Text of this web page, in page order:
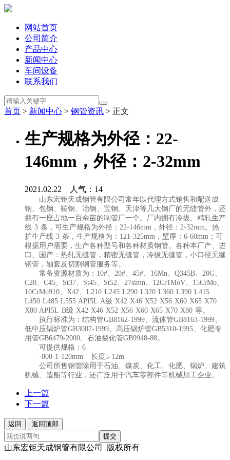
网站首页
公司简介
产品中心
新闻中心
车间设备
联系我们
首页 > 新闻中心 > 钢管资讯 > 正文
生产规格为外径：22-
146mm，外径：2-32mm
2021.02.22 人气： 14
山东宏钜天成钢管有限公司常年以代理方式销售和配送成
钢、包钢、鞍钢、冶钢、宝钢、天津等几大钢厂的无缝管外，还
拥有一座占地一百余亩的制管厂一个。厂内拥有冷拔、精轧生产
线 3 条，可生产规格为外径：22-146mm，外径：2-32mm。热
扩生产线 3 条，生产规格为：121-325mm，壁厚：6-60mm；可
根据用户需要，生产各种型号和各种材质钢管。各种本厂产、进
口、国产： 热轧无缝管，精密无缝管，冷拔无缝管，小口径无缝
钢管，轴套及切割钢管服务等。
常备资源材质为：10#、20#、45#、16Mn、Q345B、20G、
C20、C45、St37、St45、St52、27simn、12Cr1MoV、15CrMo、
10CrMo910、X42、L210 L245 L290 L320 L360 L390 L415
L450 L485 L555 API5L A级 X42 X46 X52 X56 X60 X65 X70
X80 API5L B级 X42 X46 X52 X56 X60 X65 X70 X80 等。
执行标准为：结构管GB8162-1999、流体管GB8163-1999、
低中压锅炉管GB3087-1999、高压锅炉管GB5310-1995、化肥专
用管GB6479-2000、石油裂化管GB9948-88。
可提供规格：6
-800-1-120mm 长度5-12m
公司所售钢管除用于石油、煤炭、化工、化肥、锅炉、建筑
机械、造船等行业，还广泛用于汽车零部件等机械加工企业。
上一篇
下一篇
返回
返回顶部
提交
山东宏钜天成钢管有限公司 版权所有